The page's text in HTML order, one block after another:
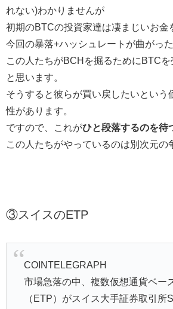
れない)わかりませんが
初期のBTCの投資家達は凄まじいお金
今回の暴落+ハッシュレートが曲がっ
この人たちがBCHを掘るためにBTC
と思います。
そうすると彼らが買い戻したいという
性があります。
ですので、これがひと段落するのを待
この人たちがやっているのは別次元の
③スイスのETP
COINTELEGRAPH
市場急落の中、複数仮想通貨ベー
（ETP）がスイス大手証券取引所